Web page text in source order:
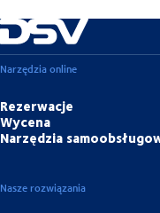
Narzędzia online
Rezerwacje
Wycena
Narzędzia
Nasze rozwiązania